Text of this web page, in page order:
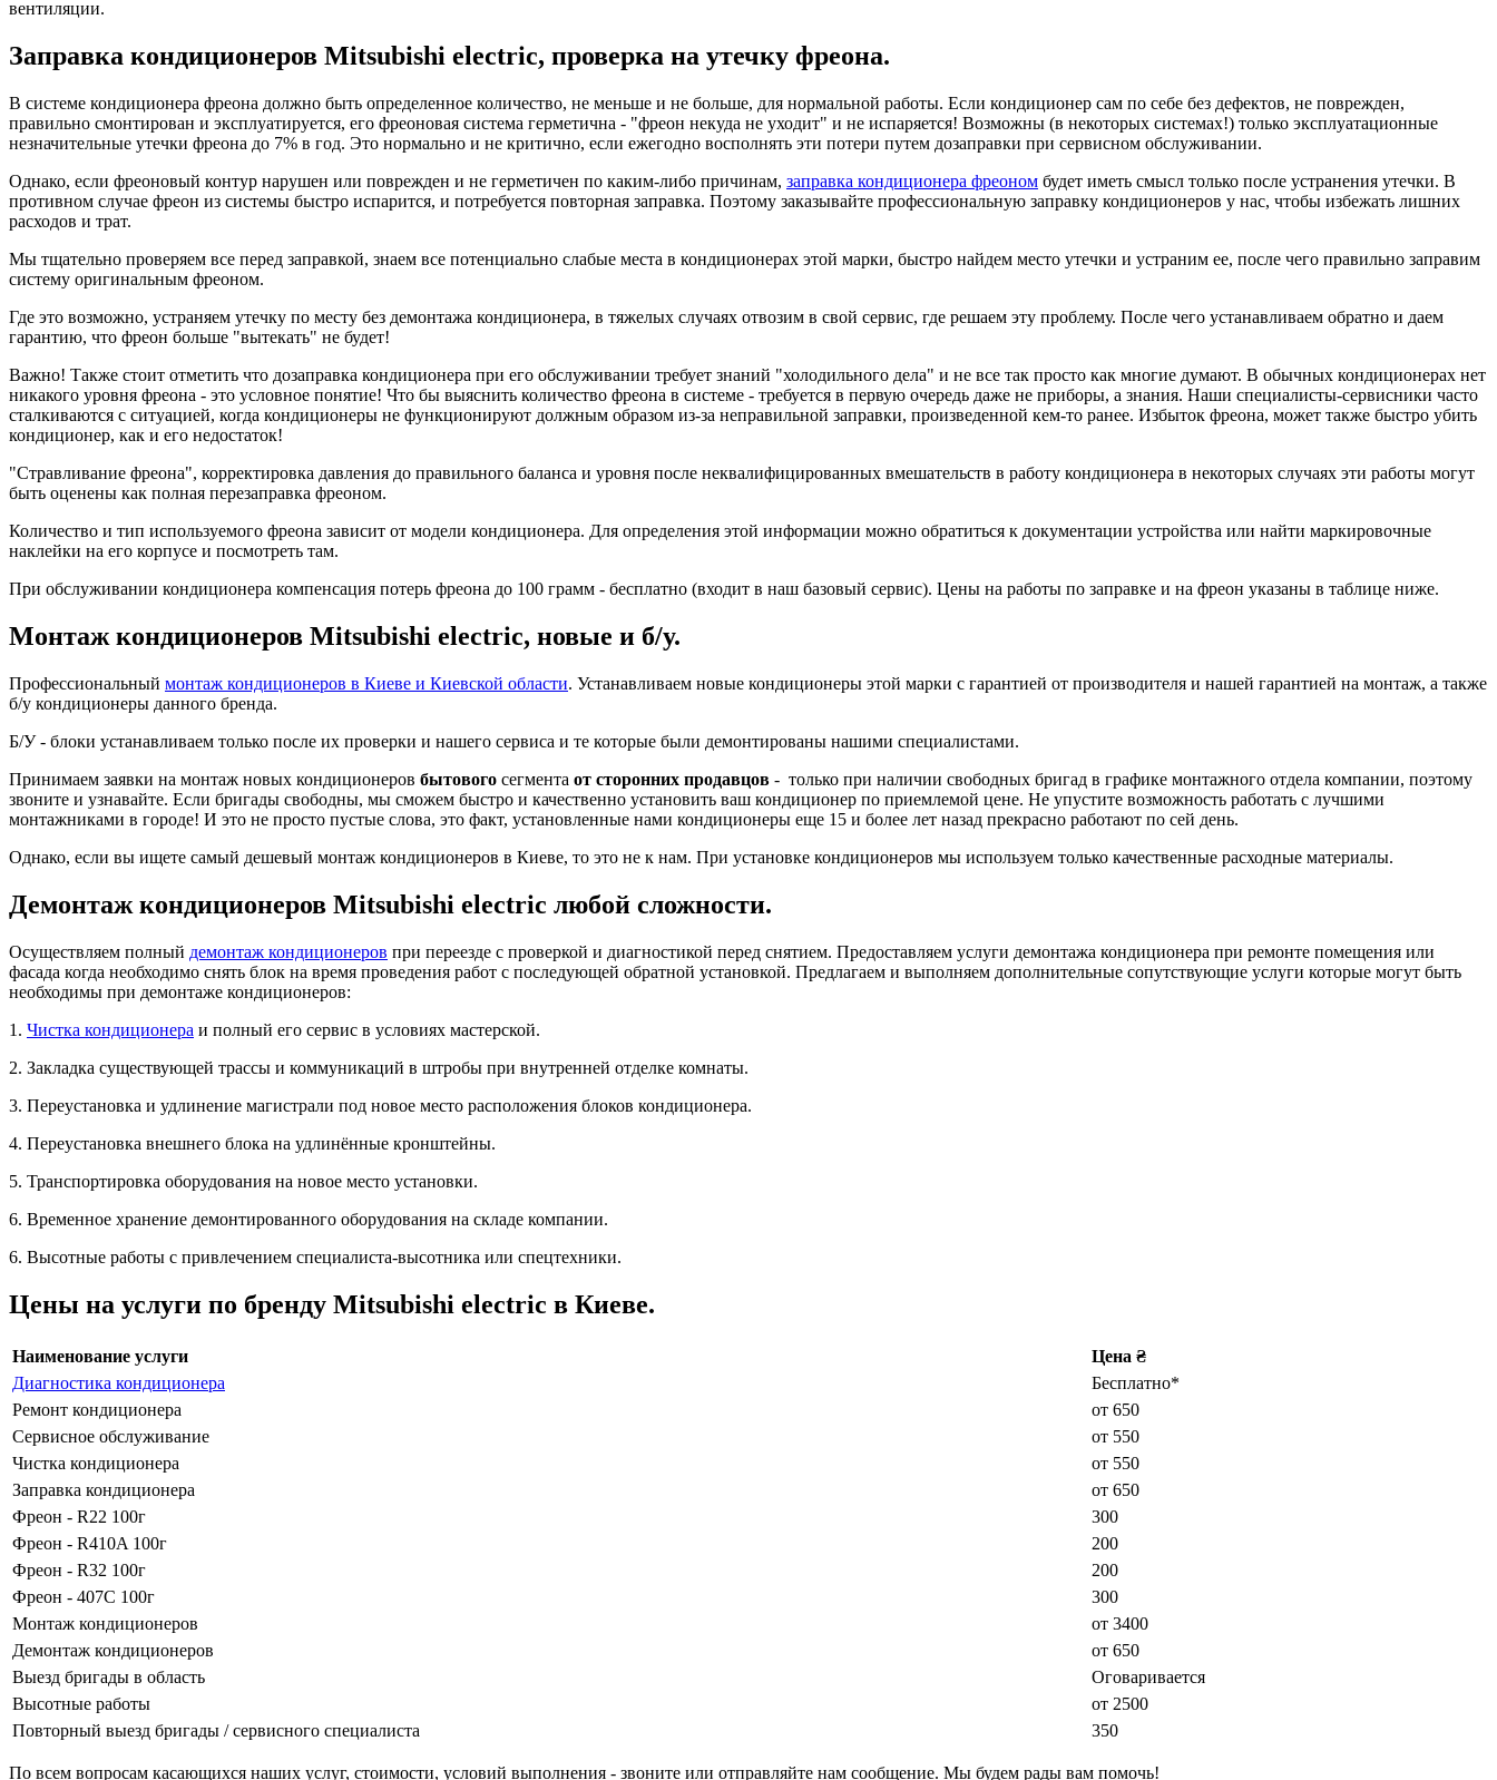
вентиляции.
Заправка кондиционеров Mitsubishi electric, проверка на утечку фреона.
В системе кондиционера фреона должно быть определенное количество, не меньше и не больше, для нормальной работы. Если кондиционер сам по себе без дефектов, не поврежден,
правильно смонтирован и эксплуатируется, его фреоновая система герметична - "фреон некуда не уходит" и не испаряется! Возможны (в некоторых системах!) только эксплуатационные
незначительные утечки фреона до 7% в год. Это нормально и не критично, если ежегодно восполнять эти потери путем дозаправки при сервисном обслуживании.
Однако, если фреоновый контур нарушен или поврежден и не герметичен по каким-либо причинам, заправка кондиционера фреоном будет иметь смысл только после устранения утечки. В
противном случае фреон из системы быстро испарится, и потребуется повторная заправка. Поэтому заказывайте профессиональную заправку кондиционеров у нас, чтобы избежать лишних
расходов и трат.
Мы тщательно проверяем все перед заправкой, знаем все потенциально слабые места в кондиционерах этой марки, быстро найдем место утечки и устраним ее, после чего правильно заправим
систему оригинальным фреоном.
Где это возможно, устраняем утечку по месту без демонтажа кондиционера, в тяжелых случаях отвозим в свой сервис, где решаем эту проблему. После чего устанавливаем обратно и даем
гарантию, что фреон больше "вытекать" не будет!
Важно! Также стоит отметить что дозаправка кондиционера при его обслуживании требует знаний "холодильного дела" и не все так просто как многие думают. В обычных кондиционерах нет
никакого уровня фреона - это условное понятие! Что бы выяснить количество фреона в системе - требуется в первую очередь даже не приборы, а знания. Наши специалисты-сервисники часто
сталкиваются с ситуацией, когда кондиционеры не функционируют должным образом из-за неправильной заправки, произведенной кем-то ранее. Избыток фреона, может также быстро убить
кондиционер, как и его недостаток!
"Стравливание фреона", корректировка давления до правильного баланса и уровня после неквалифицированных вмешательств в работу кондиционера в некоторых случаях эти работы могут
быть оценены как полная перезаправка фреоном.
Количество и тип используемого фреона зависит от модели кондиционера. Для определения этой информации можно обратиться к документации устройства или найти маркировочные
наклейки на его корпусе и посмотреть там.
При обслуживании кондиционера компенсация потерь фреона до 100 грамм - бесплатно (входит в наш базовый сервис). Цены на работы по заправке и на фреон указаны в таблице ниже.
Монтаж кондиционеров Mitsubishi electric, новые и б/у.
Профессиональный монтаж кондиционеров в Киеве и Киевской области. Устанавливаем новые кондиционеры этой марки с гарантией от производителя и нашей гарантией на монтаж, а также
б/у кондиционеры данного бренда.
Б/У - блоки устанавливаем только после их проверки и нашего сервиса и те которые были демонтированы нашими специалистами.
Принимаем заявки на монтаж новых кондиционеров бытового сегмента от сторонних продавцов - только при наличии свободных бригад в графике монтажного отдела компании, поэтому
звоните и узнавайте. Если бригады свободны, мы сможем быстро и качественно установить ваш кондиционер по приемлемой цене. Не упустите возможность работать с лучшими
монтажниками в городе! И это не просто пустые слова, это факт, установленные нами кондиционеры еще 15 и более лет назад прекрасно работают по сей день.
Однако, если вы ищете самый дешевый монтаж кондиционеров в Киеве, то это не к нам. При установке кондиционеров мы используем только качественные расходные материалы.
Демонтаж кондиционеров Mitsubishi electric любой сложности.
Осуществляем полный демонтаж кондиционеров при переезде с проверкой и диагностикой перед снятием. Предоставляем услуги демонтажа кондиционера при ремонте помещения или
фасада когда необходимо снять блок на время проведения работ с последующей обратной установкой. Предлагаем и выполняем дополнительные сопутствующие услуги которые могут быть
необходимы при демонтаже кондиционеров:
1. Чистка кондиционера и полный его сервис в условиях мастерской.
2. Закладка существующей трассы и коммуникаций в штробы при внутренней отделке комнаты.
3. Переустановка и удлинение магистрали под новое место расположения блоков кондиционера.
4. Переустановка внешнего блока на удлинённые кронштейны.
5. Транспортировка оборудования на новое место установки.
6. Временное хранение демонтированного оборудования на складе компании.
6. Высотные работы с привлечением специалиста-высотника или спецтехники.
Цены на услуги по бренду Mitsubishi electric в Киеве.
Наименование услуги
Цена ₴
Диагностика кондиционера
Бесплатно*
Ремонт кондиционера
от 650
Сервисное обслуживание
от 550
Чистка кондиционера
от 550
Заправка кондиционера
от 650
Фреон - R22 100г
300
Фреон - R410A 100г
200
Фреон - R32 100г
200
Фреон - 407С 100г
300
Монтаж кондиционеров
от 3400
Демонтаж кондиционеров
от 650
Выезд бригады в область
Оговаривается
Высотные работы
от 2500
Повторный выезд бригады / сервисного специалиста
350
По всем вопросам касающихся наших услуг, стоимости, условий выполнения - звоните или отправляйте нам сообщение. Мы будем рады вам помочь!